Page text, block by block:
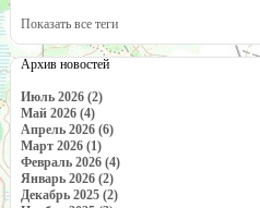
Показать все теги
Архив новостей
Июль 2026 (2)
Май 2026 (4)
Апрель 2026 (6)
Март 2026 (1)
Февраль 2026 (4)
Январь 2026 (2)
Декабрь 2025 (2)